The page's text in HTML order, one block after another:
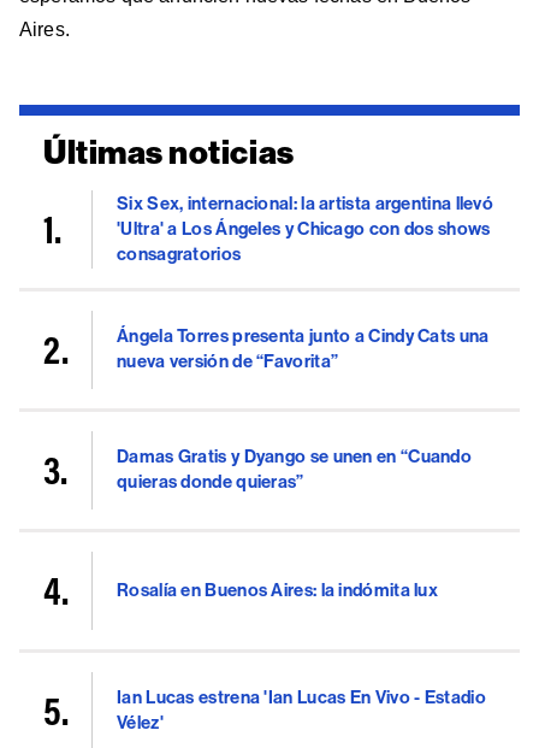
Aires.
Últimas noticias
Six Sex, internacional: la artista argentina llevó
'Ultra' a Los Ángeles y Chicago con dos shows
consagratorios
Ángela Torres presenta junto a Cindy Cats una
nueva versión de “Favorita”
Damas Gratis y Dyango se unen en “Cuando
quieras donde quieras”
Rosalía en Buenos Aires: la indómita lux
Ian Lucas estrena 'Ian Lucas En Vivo - Estadio
Vélez'